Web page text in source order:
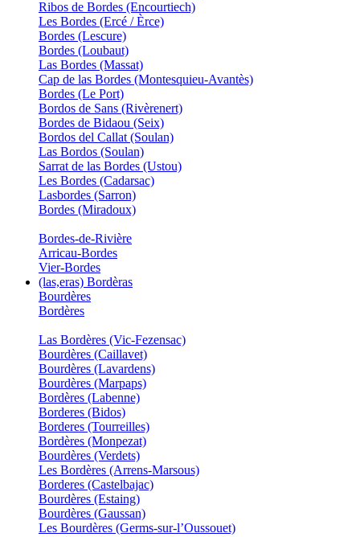
Ribos de Bordes (Encourtiech)
Les Bordes (Ercé / Èrce)
Bordes (Lescure)
Bordes (Loubaut)
Las Bordes (Massat)
Cap de las Bordes (Montesquieu-Avantès)
Bordes (Le Port)
Bordos de Sans (Rivèrenert)
Bordes de Bidaou (Seix)
Bordos del Callat (Soulan)
Las Bordos (Soulan)
Sarrat de las Bordes (Ustou)
Les Bordes (Cadarsac)
Lasbordes (Sarron)
Bordes (Miradoux)
Bordes-de-Rivière
Arricau-Bordes
Vier-Bordes
(las,eras) Bordèras
Bourdères
Bordères
Las Bordères (Vic-Fezensac)
Bourdères (Caillavet)
Bourdères (Lavardens)
Bourdères (Marpaps)
Bordères (Labenne)
Borderes (Bidos)
Borderes (Tourreilles)
Bordères (Monpezat)
Bourdères (Verdets)
Les Bordères (Arrens-Marsous)
Borderes (Castelbajac)
Bourdères (Estaing)
Bourdères (Gaussan)
Les Bourdères (Germs-sur-l’Oussouet)